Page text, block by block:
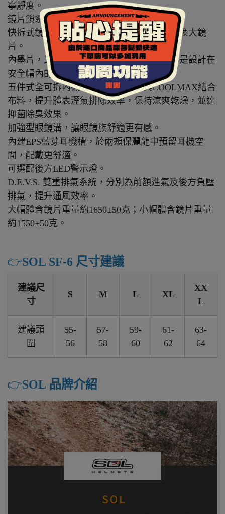
寧靜度。
鏡片鎖系統，高速騎乘時更穩定。
快拆式鏡片設計，不需任何工具即可自行更換大鏡
片。
內墨片，又稱內藏鏡、內置鏡片或遮陽鏡，是設計在
安全帽內的太陽眼鏡，採用抗UV400鏡片。
五件式全可拆內襯，採用奈米竹碳與COOLMAX結合
布料，提升體表溼氣排除效率，保持涼爽乾燥，並達
抑菌除臭效果。
加強型眼鏡溝，讓眼鏡族舒適更有感。
內建EPS藍芽耳機槽，於兩頰保麗龍中預留耳機空
間，配戴更舒適。
可選配後方LED警示燈。
D.E.V.S. 雙重排氣系統，分別為前額進氣及後方負壓
排氣，提升通風效率。
大帽體含鏡片重量約1650±50克；小帽體含鏡片重量
約1550±50克。
👉️SOL SF-6 尺寸建議
建議尺
寸
S M L XL
XX
L
建議頭
圍
55-
56
57-
58
59-
60
61-
62
63-
64
👉️SOL 品牌介紹